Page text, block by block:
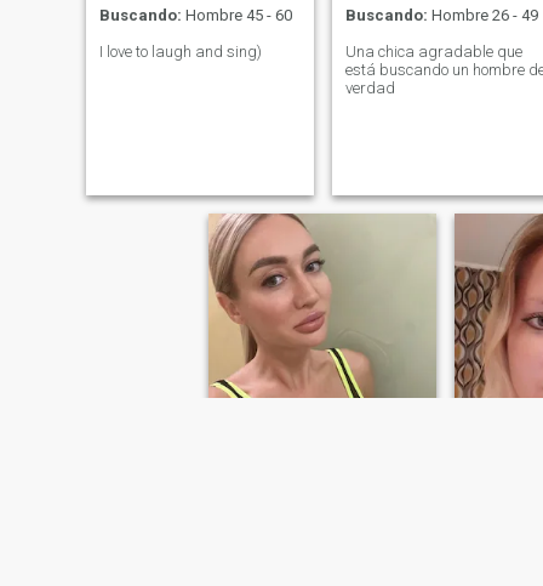
Buscando: Hombre 45 - 60
I love to laugh and sing)
Buscando: Hombre 26 - 49
Una chica agradable que
está buscando un hombre
verdad